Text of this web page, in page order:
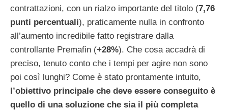
contrattazioni, con un rialzo importante del titolo (7,76
punti percentuali), praticamente nulla in confronto
all’aumento incredibile fatto registrare dalla
controllante Premafin (+28%). Che cosa accadrà di
preciso, tenuto conto che i tempi per agire non sono
poi così lunghi? Come è stato prontamente intuito,
l’obiettivo principale che deve essere conseguito è
quello di una soluzione che sia il più completa